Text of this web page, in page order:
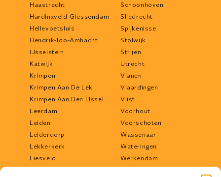
Haastrecht
Hardinxveld-Giessendam
Hellevoetsluis
Hendrik-Ido-Ambacht
IJsselstein
Katwijk
Krimpen
Krimpen Aan De Lek
Krimpen Aan Den IJssel
Leerdam
Leiden
Leiderdorp
Lekkerkerk
Liesveld
Schoonhoven
Sliedrecht
Spijkenisse
Stolwijk
Strijen
Utrecht
Vianen
Vlaardingen
Vlist
Voorhout
Voorschoten
Wassenaar
Wateringen
Werkendam